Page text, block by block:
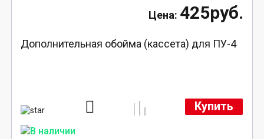
425руб.
Дополнительная обойма (кассета) для ПУ-4
Купить